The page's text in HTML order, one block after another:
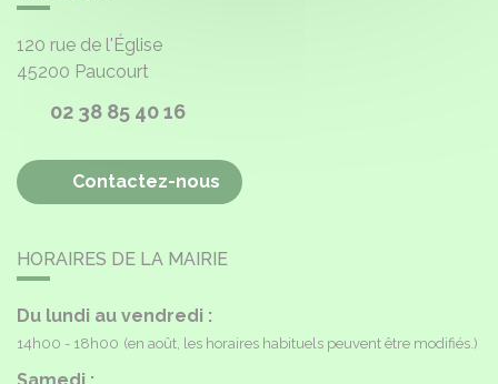
120 rue de l'Église
45200 Paucourt
02 38 85 40 16
Contactez-nous
HORAIRES DE LA MAIRIE
Du lundi au vendredi :
14h00 - 18h00 (en août, les horaires habituels peuvent être modifiés.)
Samedi :